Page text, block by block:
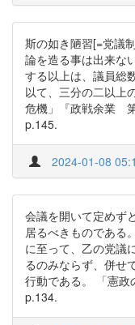
斯の如き陋習[=党議
論を造る事は出来な
する以上は、議員総
以て、三分の二以上
危機」『政戦余業
p.145.
2024-01-08
会議を開いて定めず
居るべきものである
に至って、乙の党議
るのみならず、併せ
行動である。 「憲政
p.134.